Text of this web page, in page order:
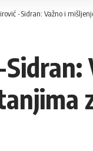
-Sidran: Važno i